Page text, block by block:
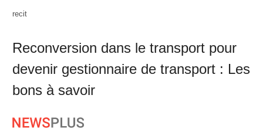
Author
recit
Reconversion dans le transport pour
devenir gestionnaire de transport : Les
bons à savoir